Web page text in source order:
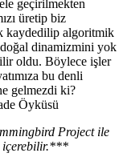
geçirilmekten
üretip biz
kaydedilip algoritmik
doğal dinamizmini yok
oldu. Böylece işler
bu denli
gelmezdi ki?
Öyküsü
Project ile
içerebilir.***